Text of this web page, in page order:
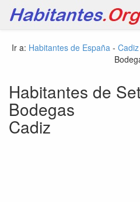
Ir a: Habitantes de España - Cadiz
Habitantes de
Bodegas
Cadiz